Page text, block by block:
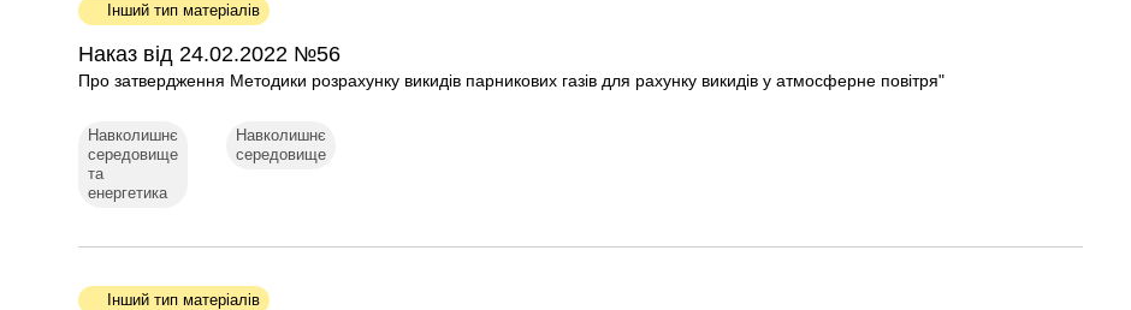
Інший тип матеріалів
Наказ від 24.02.2022 №56
Про затвердження Методики розрахунку викидів парникових газів для рахунку викидів у атмосферне повітря"
Навколишнє
середовище
та
енергетика
Навколишнє
середовище
Інший тип матеріалів